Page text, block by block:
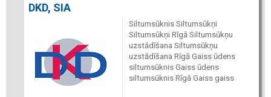
DKD, SIA
Siltumsūknis Siltumsūkņi
Siltumsūkņi Rīgā Siltumsūkņu
uzstādīšana Siltumsūkņu
uzstādīšana Rīgā Gaiss ūdens
siltumsūknis Gaiss ūdens
siltumsūknis Rīgā Gaiss gaiss